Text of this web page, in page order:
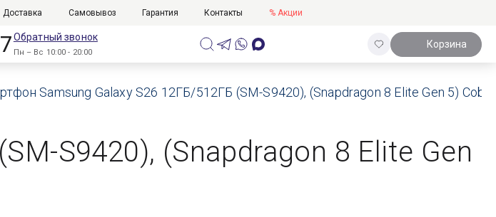
Доставка Самовывоз Гарантия Контакты % Акции
Обратный звонок
Пн – Вс 10:00 - 20:00
Корзина
Samsung Galaxy S26 12ГБ/512ГБ (SM-S9420), (Snapdragon 8 Elite Gen 5)
S9420), (Snapdragon 8 Elite Gen